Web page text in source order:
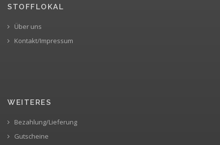
STOFFLOKAL
Über uns
Kontakt/Impressum
WEITERES
Bezahlung/Lieferung
Gutscheine